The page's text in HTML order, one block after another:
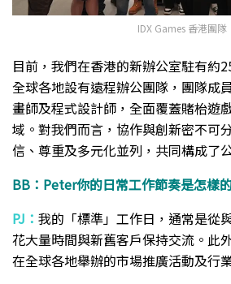
IDX Games 香港團隊
目前，我們在香港的新辦公室駐有約
全球各地設有遠程辦公團隊，團隊成
畫師及程式設計師，全面覆蓋賭枱遊
域。對我們而言，協作與創新密不可
信、尊重及多元化並列，共同構成了
BB：Peter你的日常工作節奏是怎樣
PJ： 我的「標準」工作日，通常是從
花大量時間與新舊客戶保持交流。此
在全球各地舉辦的市場推廣活動及行